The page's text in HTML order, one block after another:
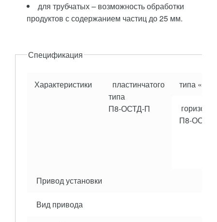
для трубчатых – возможность обработки
продуктов с содержанием частиц до 25 мм.
Описание
Спецификация
Характеристики
пластинчатого
типа
П8-ОСТД-П
типа
П8-ОСТД-
Привод установки
Вид привода